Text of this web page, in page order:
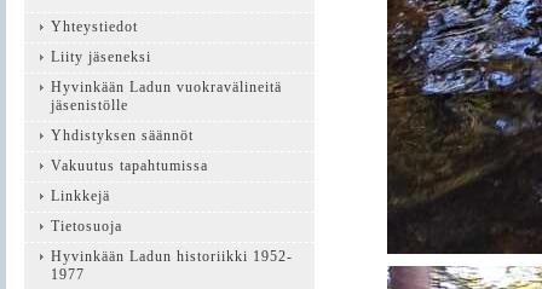
Yhteystiedot
Liity jäseneksi
Hyvinkään Ladun vuokravälineitä
jäsenistölle
Yhdistyksen säännöt
Vakuutus tapahtumissa
Linkkejä
Tietosuoja
Hyvinkään Ladun historiikki 1952-
1977